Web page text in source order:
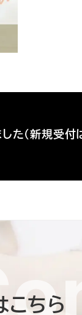
た（新規受付
ちら